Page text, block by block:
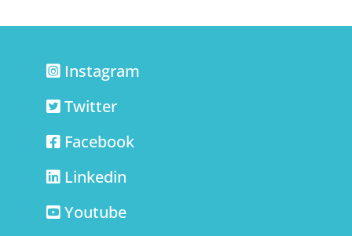
Instagram
Twitter
Facebook
Linkedin
Youtube